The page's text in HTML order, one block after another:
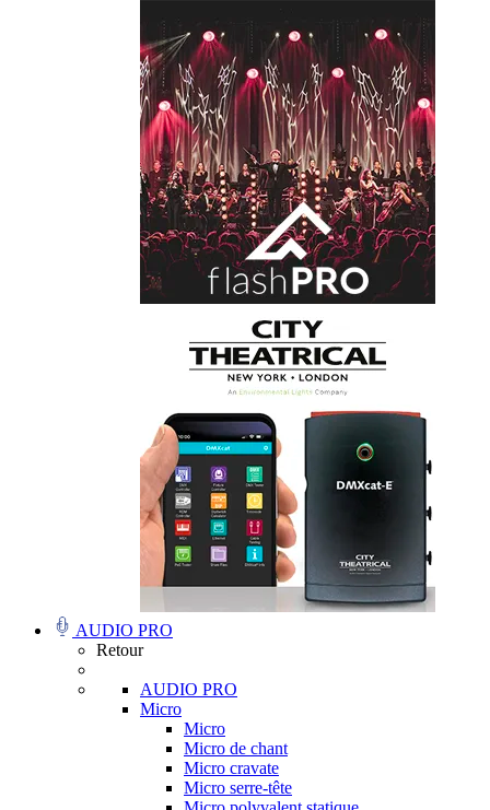
AUDIO PRO
Retour
AUDIO PRO
Micro
Micro
Micro de chant
Micro cravate
Micro serre-tête